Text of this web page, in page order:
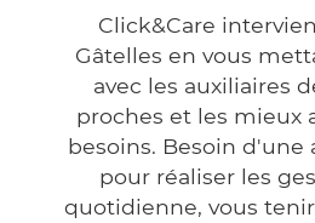
Click&Care
Gâtelles en vous
avec les auxiliaires
proches et les mieux
besoins. Besoin d'une
pour réaliser les
quotidienne, vous